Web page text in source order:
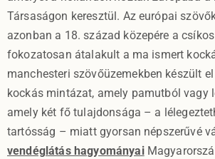
Társaságon keresztül. Az európai
azonban a 18. század közepére a
fokozatosan átalakult a ma ismert
manchesteri szövőüzemekben készült
kockás mintázat, amely pamutból vagy
amely két fő tulajdonsága – a
tartósság – miatt gyorsan népszerűvé
vendéglátás hagyományai